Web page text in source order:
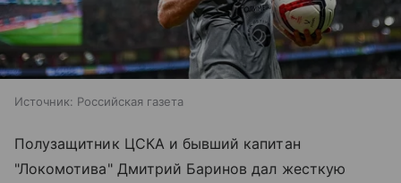
Источник: Российская газета
Полузащитник ЦСКА и бывший капитан
"Локомотива" Дмитрий Баринов дал жесткую